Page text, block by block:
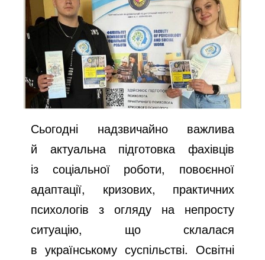
Сьогодні надзвичайно важлива
й актуальна підготовка фахівців
із соціальної роботи, повоєнної
адаптації, кризових, практичних
психологів з огляду на непросту
ситуацію, що склалася
в українському суспільстві. Освітні